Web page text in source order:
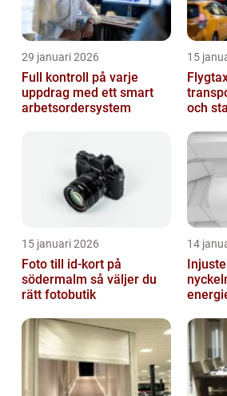
29 januari 2026
Full kontroll på varje
uppdrag med ett smart
arbetsordersystem
15
Flygtaxi
och
15 januari 2026
Foto till id-kort på
södermalm så väljer du
rätt fotobutik
14